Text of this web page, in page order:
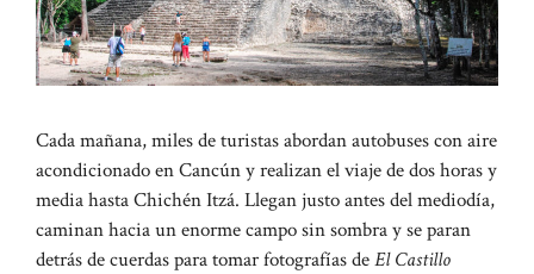
Cada mañana, miles de turistas abordan autobuses con aire
acondicionado en Cancún y realizan el viaje de dos horas y
media hasta Chichén Itzá. Llegan justo antes del mediodía,
caminan hacia un enorme campo sin sombra y se paran
detrás de cuerdas para tomar fotografías deEl Castillo